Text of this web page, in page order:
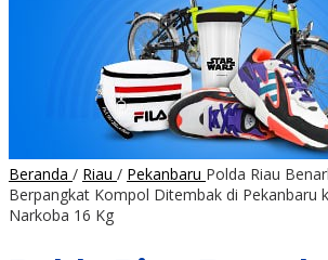
Beranda / Riau / Pekanbaru Polda Riau
Berpangkat Kompol Ditembak di Pekanbaru
Narkoba 16 Kg